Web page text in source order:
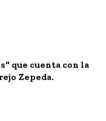
que cuenta con la
Zepeda.